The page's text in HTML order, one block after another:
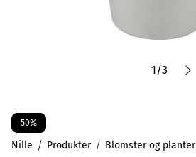
1/3
50%
Nille Produkter Blomster og planter